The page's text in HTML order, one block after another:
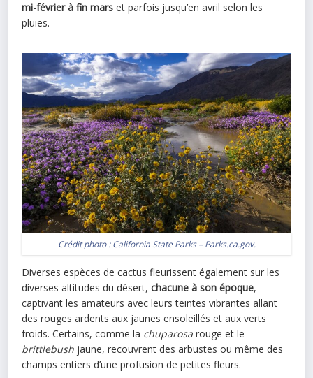
mi-février à fin mars et parfois jusqu’en avril selon les
pluies.
Crédit photo :California State Parks – Parks.ca.gov.
Diverses espèces de cactus fleurissent également sur les
diverses altitudes du désert,chacune à son époque,
captivant les amateurs avec leurs teintes vibrantes allant
des rouges ardents aux jaunes ensoleillés et aux verts
froids. Certains, comme la chuparosa rouge et le
brittlebush jaune, recouvrent des arbustes ou même des
champs entiers d’une profusion de petites fleurs.